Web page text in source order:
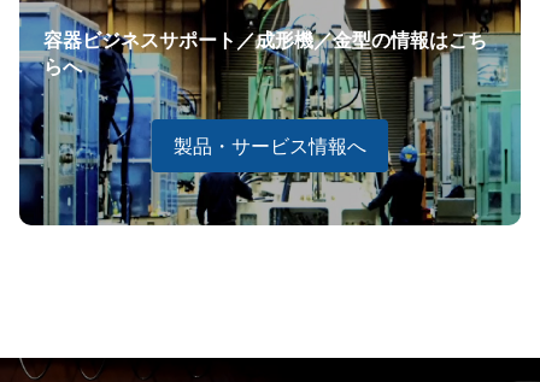
容器ビジネスサポート／成形機／金型の情報はこち
らへ
製品・サービス情報へ